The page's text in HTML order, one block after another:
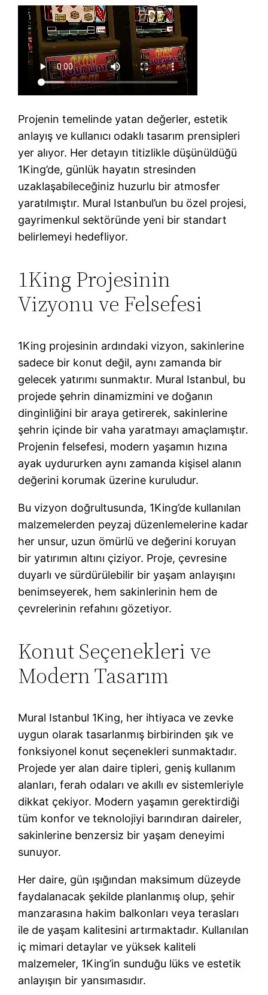
Projenin temelinde yatan değerler, estetik
anlayış ve kullanıcı odaklı tasarım prensipleri
yer alıyor. Her detayın titizlikle düşünüldüğü
1King’de, günlük hayatın stresinden
uzaklaşabileceğiniz huzurlu bir atmosfer
yaratılmıştır. Mural Istanbul’un bu özel projesi,
gayrimenkul sektöründe yeni bir standart
belirlemeyi hedefliyor.
1King Projesinin
Vizyonu ve Felsefesi
1King projesinin ardındaki vizyon, sakinlerine
sadece bir konut değil, aynı zamanda bir
gelecek yatırımı sunmaktır. Mural Istanbul, bu
projede şehrin dinamizmini ve doğanın
dinginliğini bir araya getirerek, sakinlerine
şehrin içinde bir vaha yaratmayı amaçlamıştır.
Projenin felsefesi, modern yaşamın hızına
ayak uydururken aynı zamanda kişisel alanın
değerini korumak üzerine kuruludur.
Bu vizyon doğrultusunda, 1King’de kullanılan
malzemelerden peyzaj düzenlemelerine kadar
her unsur, uzun ömürlü ve değerini koruyan
bir yatırımın altını çiziyor. Proje, çevresine
duyarlı ve sürdürülebilir bir yaşam anlayışını
benimseyerek, hem sakinlerinin hem de
çevrelerinin refahını gözetiyor.
Konut Seçenekleri ve
Modern Tasarım
Mural Istanbul 1King, her ihtiyaca ve zevke
uygun olarak tasarlanmış birbirinden şık ve
fonksiyonel konut seçenekleri sunmaktadır.
Projede yer alan daire tipleri, geniş kullanım
alanları, ferah odaları ve akıllı ev sistemleriyle
dikkat çekiyor. Modern yaşamın gerektirdiği
tüm konfor ve teknolojiyi barındıran daireler,
sakinlerine benzersiz bir yaşam deneyimi
sunuyor.
Her daire, gün ışığından maksimum düzeyde
faydalanacak şekilde planlanmış olup, şehir
manzarasına hakim balkonları veya terasları
ile de yaşam kalitesini artırmaktadır. Kullanılan
iç mimari detaylar ve yüksek kaliteli
malzemeler, 1King’in sunduğu lüks ve estetik
anlayışın bir yansımasıdır.